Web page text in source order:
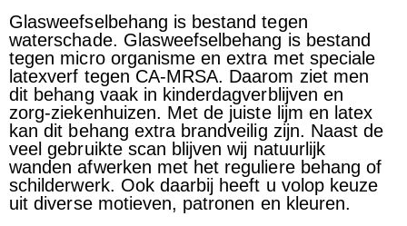
Glasweefselbehang is bestand tegen
waterschade. Glasweefselbehang is bestand
tegen micro organisme en extra met speciale
latexverf tegen CA-MRSA. Daarom ziet men
dit behang vaak in kinderdagverblijven en
zorg-ziekenhuizen. Met de juiste lijm en latex
kan dit behang extra brandveilig zijn. Naast de
veel gebruikte scan blijven wij natuurlijk
wanden afwerken met het reguliere behang of
schilderwerk. Ook daarbij heeft u volop keuze
uit diverse motieven, patronen en kleuren.